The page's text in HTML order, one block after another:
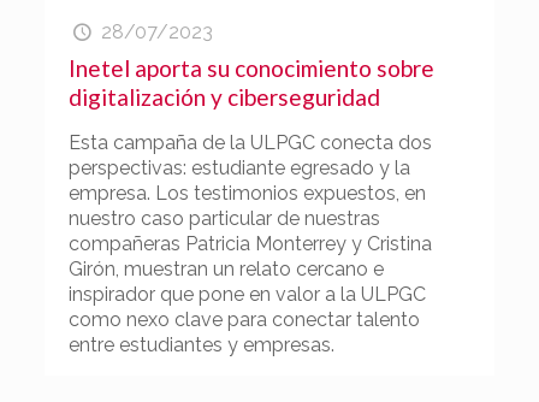
28/07/2023
Inetel aporta su conocimiento sobre
digitalización y ciberseguridad
Esta campaña de la ULPGC conecta dos
perspectivas: estudiante egresado y la
empresa. Los testimonios expuestos, en
nuestro caso particular de nuestras
compañeras Patricia Monterrey y Cristina
Girón, muestran un relato cercano e
inspirador que pone en valor a la ULPGC
como nexo clave para conectar talento
entre estudiantes y empresas.